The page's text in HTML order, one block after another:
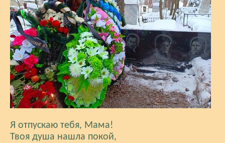
Я отпускаю тебя, Мама!
Твоя душа нашла покой,